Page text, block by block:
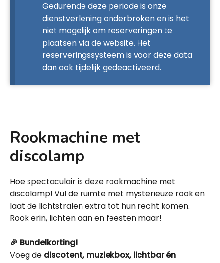
Gedurende deze periode is onze
dienstverlening onderbroken en is het
niet mogelijk om reserveringen te
plaatsen via de website. Het
reserveringssysteem is voor deze data
dan ook tijdelijk gedeactiveerd.
Rookmachine met
discolamp
Hoe spectaculair is deze rookmachine met
discolamp! Vul de ruimte met mysterieuze rook en
laat de lichtstralen extra tot hun recht komen.
Rook erin, lichten aan en feesten maar!
🎉 Bundelkorting!
Voeg de discotent, muziekbox, lichtbar én